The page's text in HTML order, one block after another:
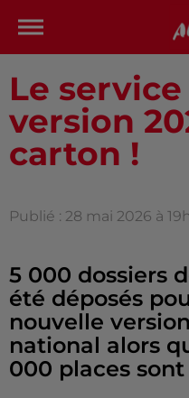
Le
version
carton !
Publié : 28 mai 2026 à
5 000 dossiers
été déposés
nouvelle
national alors
000 places